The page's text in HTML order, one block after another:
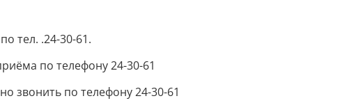
тел. .24-30-61.
по телефону 24-30-61
звонить по телефону 24-30-61